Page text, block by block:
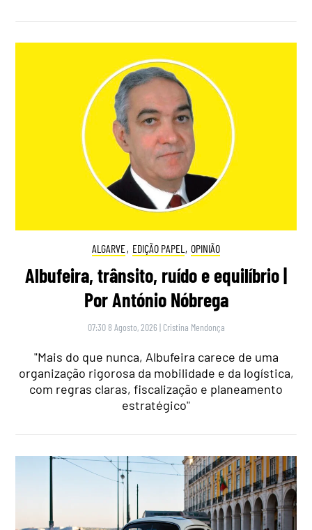
ALGARVE, EDIÇÃO PAPEL , OPINIÃO
Albufeira, trânsito, ruído e equilíbrio |
Por António Nóbrega
07:30 8 Agosto, 2026 | Cristina Mendonça
"Mais do que nunca, Albufeira carece de uma
organização rigorosa da mobilidade e da logística,
com regras claras, fiscalização e planeamento
estratégico"